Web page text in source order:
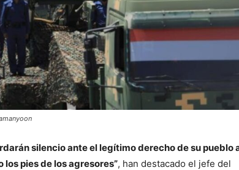
silencio ante el legítimo derecho de su pueblo
pies de los agresores”, han destacado el jefe del